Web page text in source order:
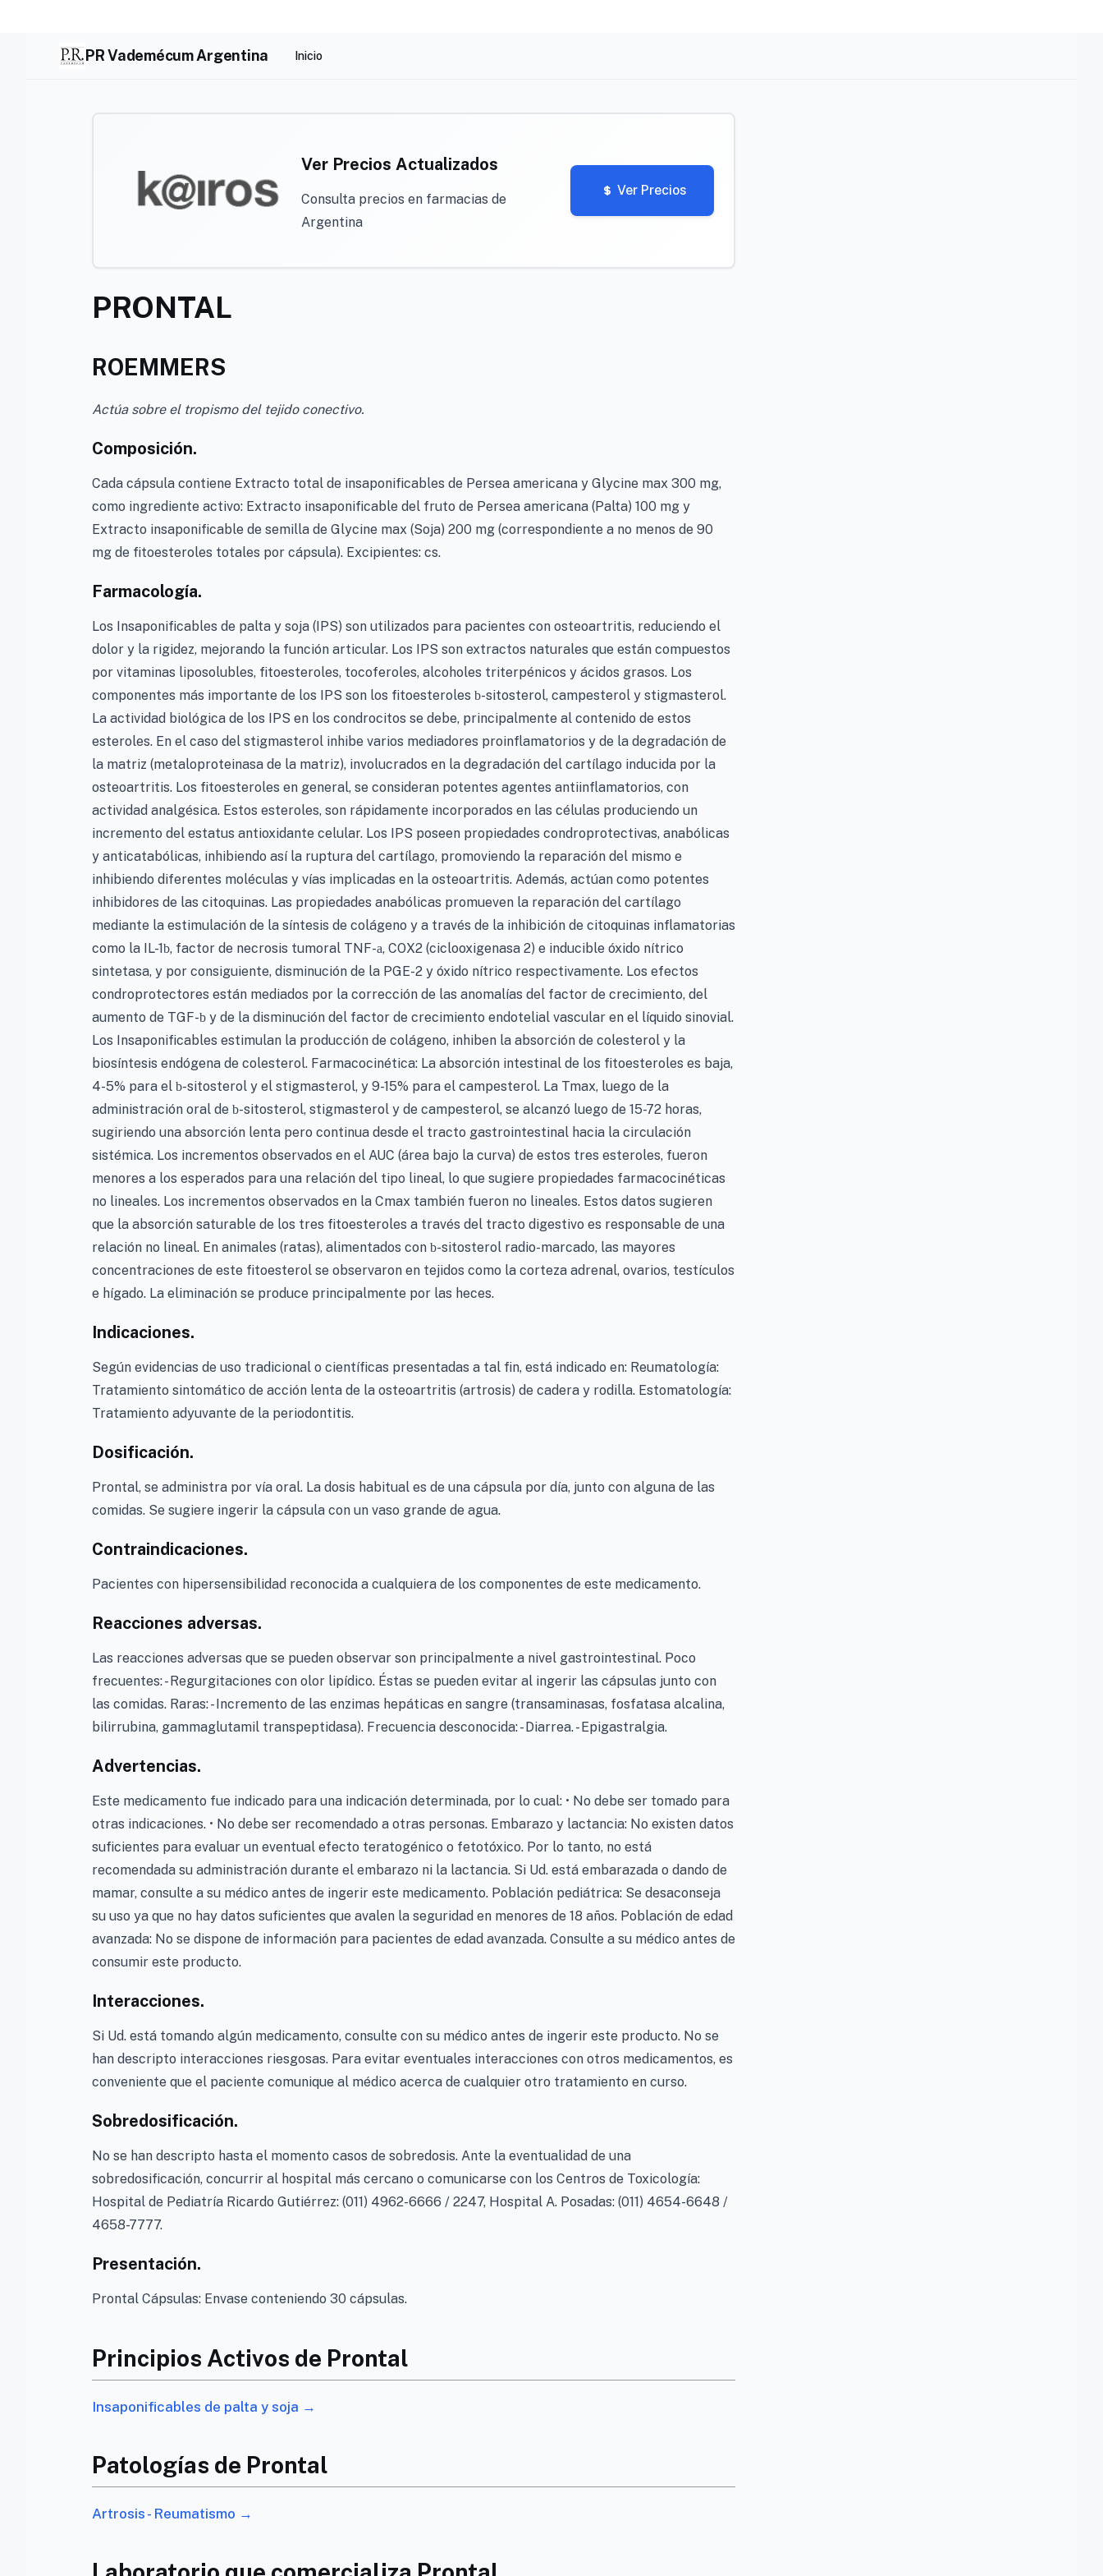
PR Vademécum Argentina Inicio
Ver Precios Actualizados
Consulta precios en farmacias de
Argentina
Ver Precios
PRONTAL
ROEMMERS
Actúa sobre el tropismo del tejido conectivo.
Composición.
Cada cápsula contiene Extracto total de insaponificables de Persea americana y Glycine max 300 mg,
como ingrediente activo: Extracto insaponificable del fruto de Persea americana (Palta) 100 mg y
Extracto insaponificable de semilla de Glycine max (Soja) 200 mg (correspondiente a no menos de 90
mg de fitoesteroles totales por cápsula). Excipientes: cs.
Farmacología.
Los Insaponificables de palta y soja (IPS) son utilizados para pacientes con osteoartritis, reduciendo el
dolor y la rigidez, mejorando la función articular. Los IPS son extractos naturales que están compuestos
por vitaminas liposolubles, fitoesteroles, tocoferoles, alcoholes triterpénicos y ácidos grasos. Los
componentes más importante de los IPS son los fitoesteroles b-sitosterol, campesterol y stigmasterol.
La actividad biológica de los IPS en los condrocitos se debe, principalmente al contenido de estos
esteroles. En el caso del stigmasterol inhibe varios mediadores proinflamatorios y de la degradación de
la matriz (metaloproteinasa de la matriz), involucrados en la degradación del cartílago inducida por la
osteoartritis. Los fitoesteroles en general, se consideran potentes agentes antiinflamatorios, con
actividad analgésica. Estos esteroles, son rápidamente incorporados en las células produciendo un
incremento del estatus antioxidante celular. Los IPS poseen propiedades condroprotectivas, anabólicas
y anticatabólicas, inhibiendo así la ruptura del cartílago, promoviendo la reparación del mismo e
inhibiendo diferentes moléculas y vías implicadas en la osteoartritis. Además, actúan como potentes
inhibidores de las citoquinas. Las propiedades anabólicas promueven la reparación del cartílago
mediante la estimulación de la síntesis de colágeno y a través de la inhibición de citoquinas inflamatorias
como la IL-1b, factor de necrosis tumoral TNF-a, COX2 (ciclooxigenasa 2) e inducible óxido nítrico
sintetasa, y por consiguiente, disminución de la PGE-2 y óxido nítrico respectivamente. Los efectos
condroprotectores están mediados por la corrección de las anomalías del factor de crecimiento, del
aumento de TGF-b y de la disminución del factor de crecimiento endotelial vascular en el líquido sinovial.
Los Insaponificables estimulan la producción de colágeno, inhiben la absorción de colesterol y la
biosíntesis endógena de colesterol. Farmacocinética: La absorción intestinal de los fitoesteroles es baja,
4-5% para el b-sitosterol y el stigmasterol, y 9-15% para el campesterol. La Tmax, luego de la
administración oral de b-sitosterol, stigmasterol y de campesterol, se alcanzó luego de 15-72 horas,
sugiriendo una absorción lenta pero continua desde el tracto gastrointestinal hacia la circulación
sistémica. Los incrementos observados en el AUC (área bajo la curva) de estos tres esteroles, fueron
menores a los esperados para una relación del tipo lineal, lo que sugiere propiedades farmacocinéticas
no lineales. Los incrementos observados en la Cmax también fueron no lineales. Estos datos sugieren
que la absorción saturable de los tres fitoesteroles a través del tracto digestivo es responsable de una
relación no lineal. En animales (ratas), alimentados con b-sitosterol radio-marcado, las mayores
concentraciones de este fitoesterol se observaron en tejidos como la corteza adrenal, ovarios, testículos
e hígado. La eliminación se produce principalmente por las heces.
Indicaciones.
Según evidencias de uso tradicional o científicas presentadas a tal fin, está indicado en: Reumatología:
Tratamiento sintomático de acción lenta de la osteoartritis (artrosis) de cadera y rodilla. Estomatología:
Tratamiento adyuvante de la periodontitis.
Dosificación.
Prontal, se administra por vía oral. La dosis habitual es de una cápsula por día, junto con alguna de las
comidas. Se sugiere ingerir la cápsula con un vaso grande de agua.
Contraindicaciones.
Pacientes con hipersensibilidad reconocida a cualquiera de los componentes de este medicamento.
Reacciones adversas.
Las reacciones adversas que se pueden observar son principalmente a nivel gastrointestinal. Poco
frecuentes: - Regurgitaciones con olor lipídico. Éstas se pueden evitar al ingerir las cápsulas junto con
las comidas. Raras: - Incremento de las enzimas hepáticas en sangre (transaminasas, fosfatasa alcalina,
bilirrubina, gammaglutamil transpeptidasa). Frecuencia desconocida: - Diarrea. - Epigastralgia.
Advertencias.
Este medicamento fue indicado para una indicación determinada, por lo cual: • No debe ser tomado para
otras indicaciones. • No debe ser recomendado a otras personas. Embarazo y lactancia: No existen datos
suficientes para evaluar un eventual efecto teratogénico o fetotóxico. Por lo tanto, no está
recomendada su administración durante el embarazo ni la lactancia. Si Ud. está embarazada o dando de
mamar, consulte a su médico antes de ingerir este medicamento. Población pediátrica: Se desaconseja
su uso ya que no hay datos suficientes que avalen la seguridad en menores de 18 años. Población de edad
avanzada: No se dispone de información para pacientes de edad avanzada. Consulte a su médico antes de
consumir este producto.
Interacciones.
Si Ud. está tomando algún medicamento, consulte con su médico antes de ingerir este producto. No se
han descripto interacciones riesgosas. Para evitar eventuales interacciones con otros medicamentos, es
conveniente que el paciente comunique al médico acerca de cualquier otro tratamiento en curso.
Sobredosificación.
No se han descripto hasta el momento casos de sobredosis. Ante la eventualidad de una
sobredosificación, concurrir al hospital más cercano o comunicarse con los Centros de Toxicología:
Hospital de Pediatría Ricardo Gutiérrez: (011) 4962-6666 / 2247, Hospital A. Posadas: (011) 4654-6648 /
4658-7777.
Presentación.
Prontal Cápsulas: Envase conteniendo 30 cápsulas.
Principios Activos de Prontal
Insaponificables de palta y soja →
Patologías de Prontal
Artrosis - Reumatismo →